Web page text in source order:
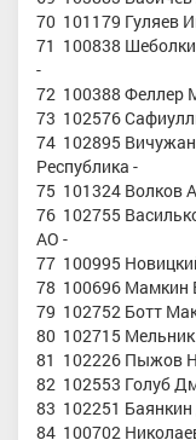
70 101179 Гуляев
71 100838
-
72 100388 Феллер
73 102576
74 102895
Республика -
75 101324 Волков
76 102755
АО -
77 100995
78 100696 Мамкин
79 102752 Ботт
80 102715
81 102226 Пыжов
82 102553 Голуб
83 102251
84 100702